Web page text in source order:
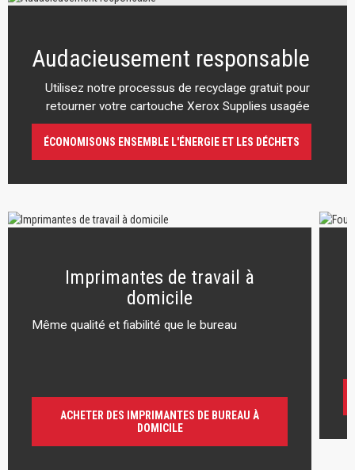
Audacieusement responsable
Utilisez notre processus de recyclage gratuit pour
retourner votre cartouche Xerox Supplies usagée
ÉCONOMISONS ENSEMBLE L'ÉNERGIE ET LES DÉCHETS
Imprimantes de travail à
domicile
Même qualité et fiabilité que le bureau
ACHETER DES IMPRIMANTES DE BUREAU À
DOMICILE